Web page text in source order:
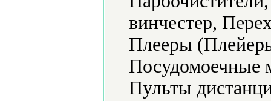
винчестер,
Плееры
Посудомоечные
Пульты